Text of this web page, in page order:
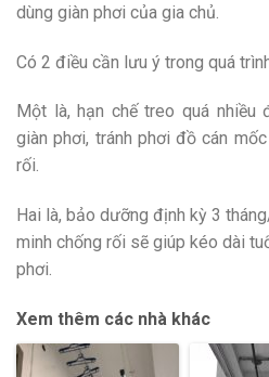
dùng giàn phơi của gia chủ.
Có 2 điều cần lưu ý trong quá
Một là, hạn chế treo quá nhiều
giàn phơi, tránh phơi đồ cán
rối.
Hai là, bảo dưỡng định kỳ 3
minh chống rối sẽ giúp kéo dài
phơi.
Xem thêm các nhà khác